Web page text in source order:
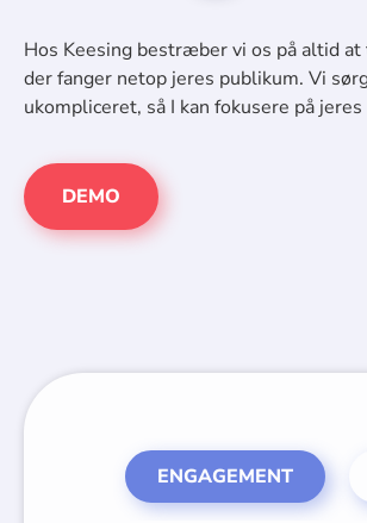
Hos Keesing bestræber vi os på altid
der fanger netop jeres publikum. Vi
ukompliceret, så I kan fokusere på
DEMO
ENGAGEMENT